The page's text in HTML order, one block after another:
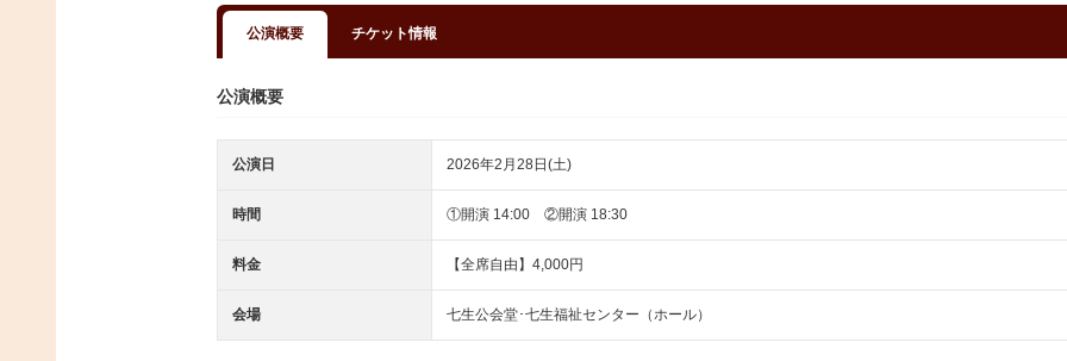
公演概要 チケット情報
公演概要
公演日 2026年2月28日(土)
時間 ①開演 14:00 ②開演 18:30
料金 【全席自由】4,000円
会場 七生公会堂･七生福祉センター（ホール）